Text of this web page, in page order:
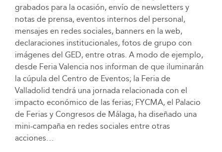
grabados para la ocasión, envío de newsletters y
notas de prensa, eventos internos del personal,
mensajes en redes sociales, banners en la web,
declaraciones institucionales, fotos de grupo con
imágenes del GED, entre otras. A modo de ejemplo,
desde Feria Valencia nos informan de que iluminarán
la cúpula del Centro de Eventos; la Feria de
Valladolid tendrá una jornada relacionada con el
impacto económico de las ferias; FYCMA, el Palacio
de Ferias y Congresos de Málaga, ha diseñado una
mini-campaña en redes sociales entre otras
acciones…